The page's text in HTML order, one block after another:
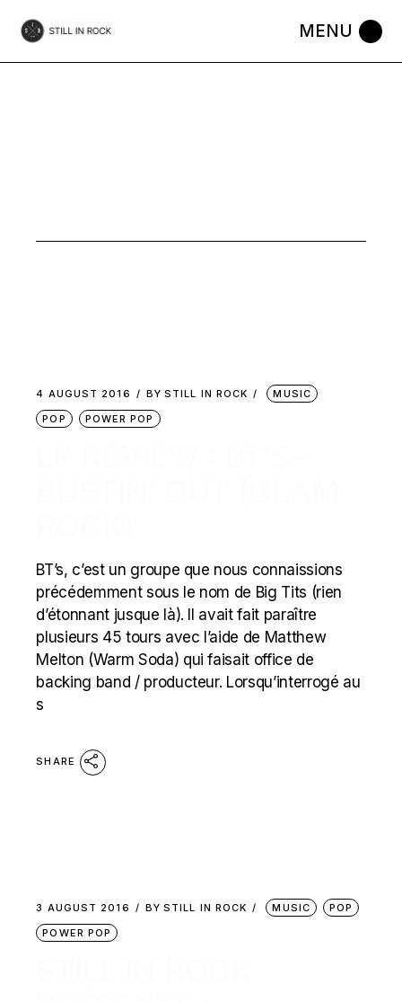
the
4 AUGUST 2016 BY STILL IN ROCK
MUSIC
POP
POWER POP
BT’s, c’est un groupe que nous connaissions
précédemment sous le nom de Big Tits (rien
d’étonnant jusque là). Il avait fait paraître
plusieurs 45 tours avec l’aide de Matthew
Melton (Warm Soda) qui faisait office de
backing band / producteur. Lorsqu’interrogé au
s
SHARE
3 AUGUST 2016 BY STILL IN ROCK MUSIC
POP
POWER POP